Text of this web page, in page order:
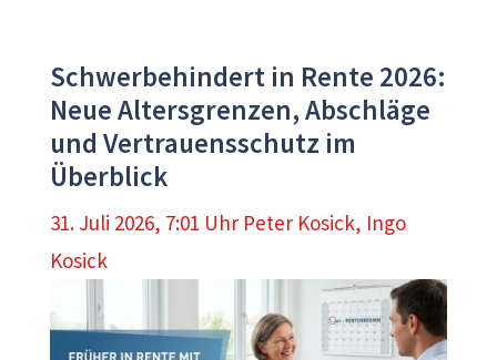
Schwerbehindert in Rente 2026:
Neue Altersgrenzen, Abschläge
und Vertrauensschutz im
Überblick
31. Juli 2026, 7:01 Uhr Peter Kosick, Ingo
Kosick